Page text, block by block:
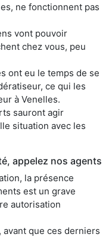
ne fonctionnent pas
vont pouvoir
chez vous, peu
ont eu le temps de se
ce qui les
à Venelles.
sauront agir
situation avec les
appelez nos agents
la présence
est un grave
autorisation
que ces derniers